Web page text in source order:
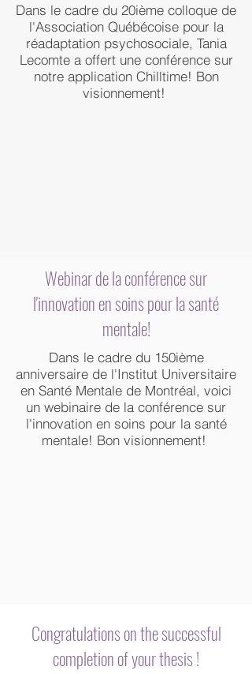
Dans le cadre du 20ième colloque de
l'Association Québécoise pour la
réadaptation psychosociale, Tania
Lecomte a offert une conférence sur
notre application Chilltime! Bon
visionnement!
Webinar de la conférence sur
l'innovation en soins pour la santé
mentale!
Dans le cadre du 150ième
anniversaire de l'Institut Universitaire
en Santé Mentale de Montréal, voici
un webinaire de la conférence sur
l'innovation en soins pour la santé
mentale! Bon visionnement!
Congratulations on the successful
completion of your thesis !